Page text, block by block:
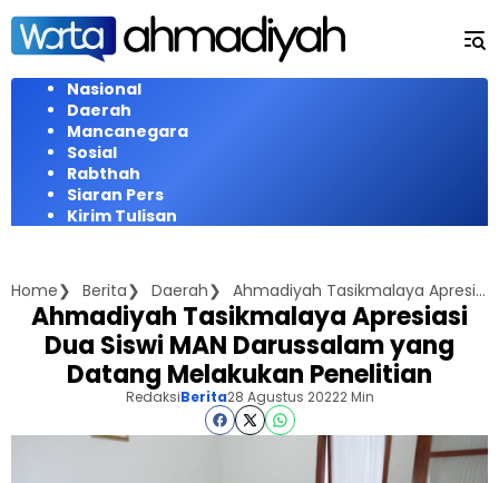
Langsung
konten
Nasional
Daerah
Mancanegara
Sosial
Rabthah
Siaran Pers
Kirim Tulisan
Home Berita Daerah Ahmadiyah Tasikmalaya Apresiasi Dua Siswi MAN Darussalam yang Datang Melakukan Penelitian
Ahmadiyah Tasikmalaya Apresiasi
Dua Siswi MAN Darussalam yang
Datang Melakukan Penelitian
RedaksiBerita28 Agustus 20222 Min